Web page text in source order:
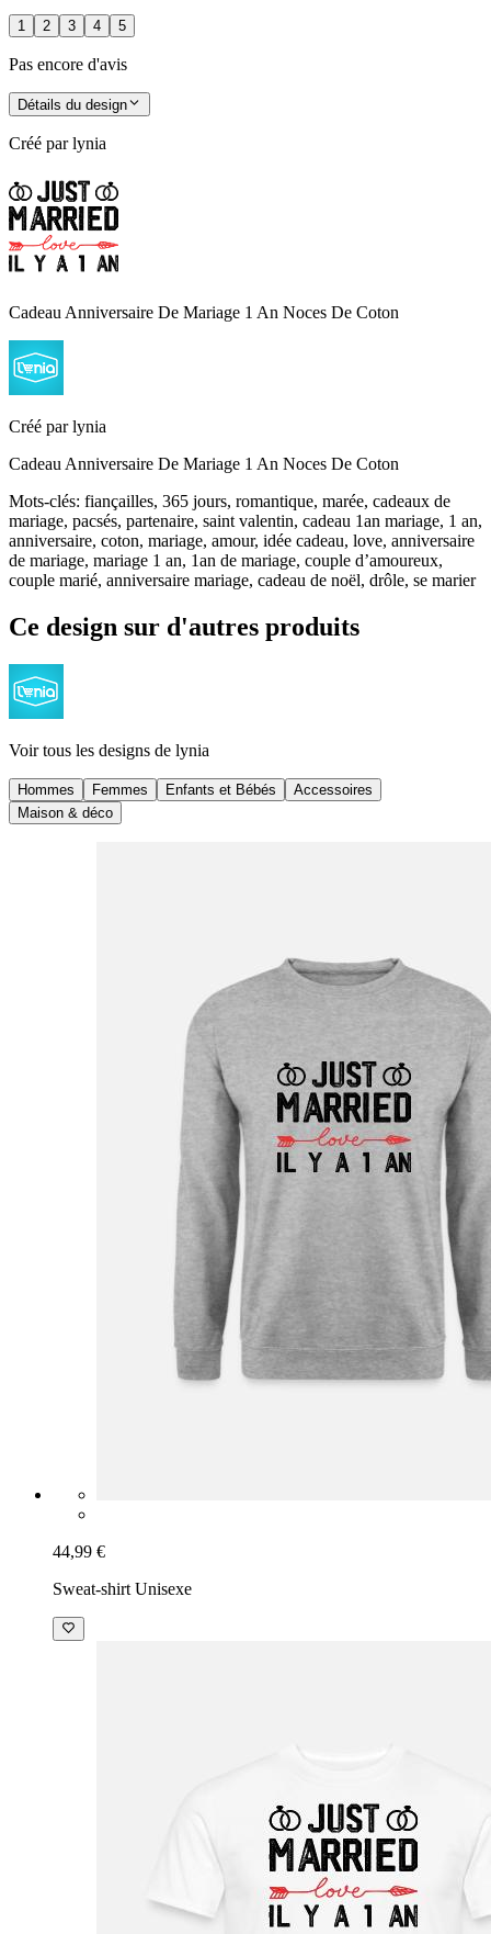
1 2 3 4 5
Pas encore d'avis
Détails du design
Créé par lynia
Cadeau Anniversaire De Mariage 1 An Noces De Coton
Créé par lynia
Cadeau Anniversaire De Mariage 1 An Noces De Coton
Mots-clés: fiançailles, 365 jours, romantique, marée, cadeaux de
mariage, pacsés, partenaire, saint valentin, cadeau 1an mariage, 1 an,
anniversaire, coton, mariage, amour, idée cadeau, love, anniversaire
de mariage, mariage 1 an, 1an de mariage, couple d’amoureux,
couple marié, anniversaire mariage, cadeau de noël, drôle, se marier
Ce design sur d'autres produits
Voir tous les designs de lynia
Hommes Femmes Enfants et Bébés
Accessoires
Maison & déco
44,99 €
Sweat-shirt Unisexe